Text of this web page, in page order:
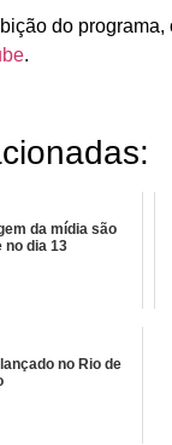
do
.
da mídia são
no dia 13
no Rio de